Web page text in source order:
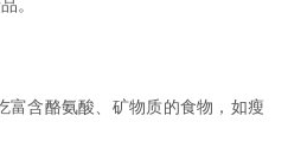
。
含酪氨酸、矿物质的食物，如瘦